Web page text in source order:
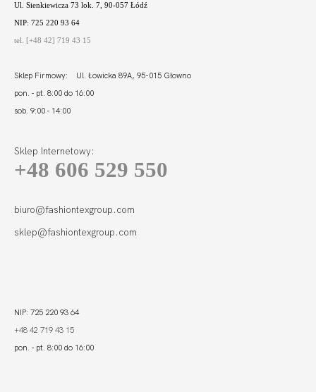
Ul. Sienkiewicza 73 lok. 7, 90-057 Łódź
NIP: 725 220 93 64
tel. [+48 42] 719 43 15
Sklep Firmowy: Ul. Łowicka 89A, 95-015 Głowno
pon. - pt. 8:00 do 16:00
sob. 9:00 - 14:00
Sklep Internetowy:
+48 606 529 550
biuro@fashiontexgroup.com
sklep@fashiontexgroup.com
NIP: 725 220 93 64
+48 42 719 43 15
pon. - pt. 8:00 do 16:00